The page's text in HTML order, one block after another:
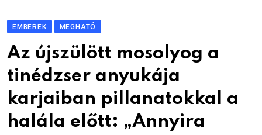
EMBEREK MEGHATÓ
Az újszülött mosolyog a
tinédzser anyukája
karjaiban pillanatokkal a
halála előtt: „Annyira